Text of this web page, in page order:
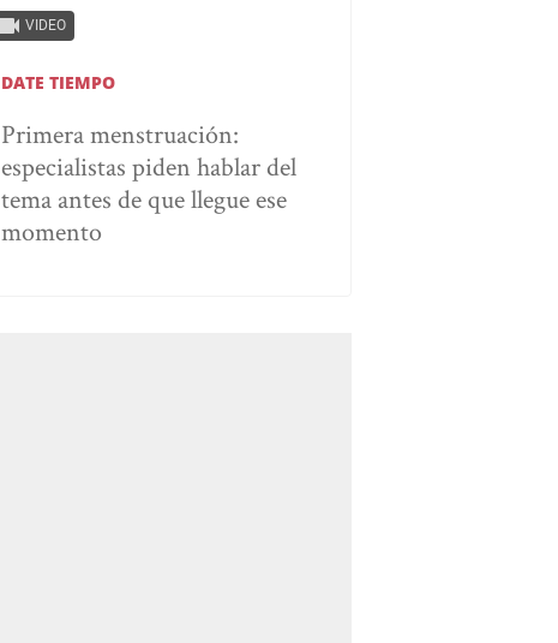
VIDEO
DATE TIEMPO
Primera menstruación:
especialistas piden hablar del
tema antes de que llegue ese
momento